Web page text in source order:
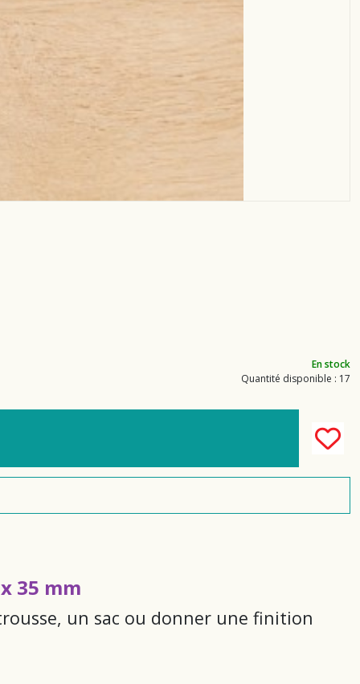
En stock
Quantité disponible : 17
35 mm
un sac ou donner une finition